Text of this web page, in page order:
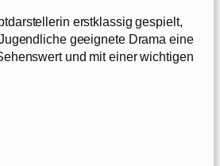
erstklassig gespielt,
geeignete Drama eine
und mit einer wichtigen